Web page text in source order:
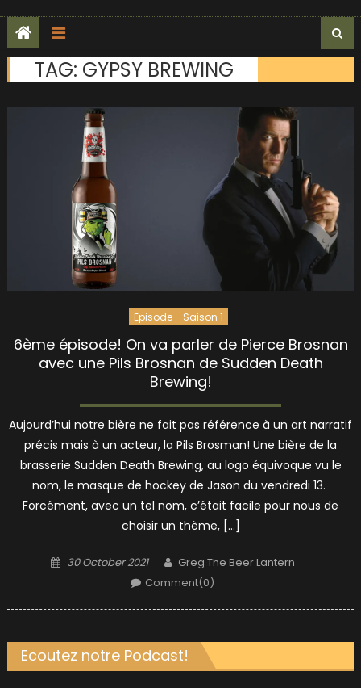
TAG: GYPSY BREWING
Episode - Saison 1
6ème épisode! On va parler de Pierce Brosnan
avec une Pils Brosnan de Sudden Death
Brewing!
Aujourd’hui notre bière ne fait pas référence à un art narratif
précis mais à un acteur, la Pils Brosman! Une bière de la
brasserie Sudden Death Brewing, au logo équivoque vu le
nom, le masque de hockey de Jason du vendredi 13.
Forcément, avec un tel nom, c’était facile pour nous de
choisir un thème, […]
Posted
30 October 2021 Author
Greg The Beer Lantern
Comment(0)
Ecoutez notre Podcast!